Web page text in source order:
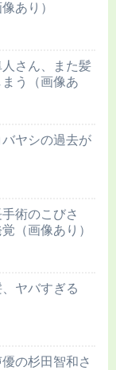
あり）
人さん、また髪
う（画像あ
バヤシの過去が
術のこびさ
（画像あり）
、ヤバすぎる
の杉田智和さ